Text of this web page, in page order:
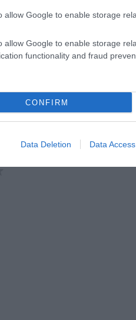
allow Google to enable storage
allow Google to enable storage
functionality and fraud
CONFIRM
Data Deletion Data Access